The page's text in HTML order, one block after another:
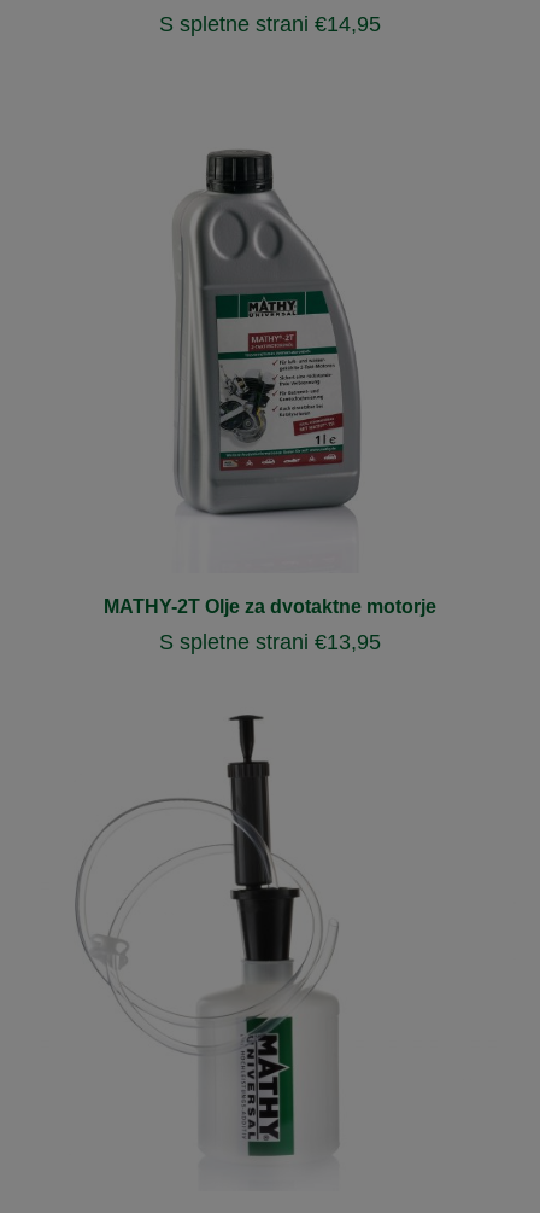
S spletne strani €14,95
MATHY-2T Olje za dvotaktne motorje
S spletne strani €13,95